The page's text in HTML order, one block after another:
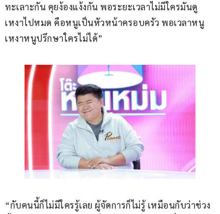
ทะเลาะกัน คุยง้องแง้งกัน พอระยะเวลาไม่มีใครมันดู
เหงาไปหมด คือหนูเป็นหัวหน้าครอบครัว พอเวลาหนู
เหงาหนูปรึกษาใครไม่ได้”
“กับคนนี้ก็ไม่มีใครรู้เลย ผู้จัดการก็ไม่รู้ เหมือนกับว่าช่วง